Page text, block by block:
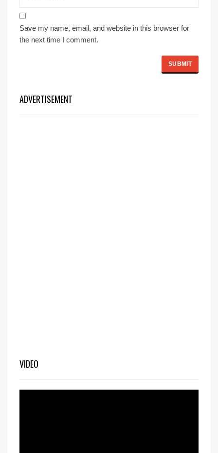
Save my name, email, and website in this browser for
the next time I comment.
ADVERTISEMENT
VIDEO